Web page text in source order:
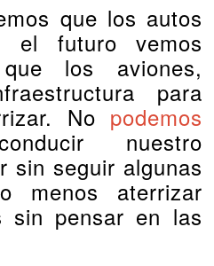
que los autos
el futuro vemos
los aviones,
para
No podemos
nuestro
sin seguir algunas
menos aterrizar
sin pensar en las